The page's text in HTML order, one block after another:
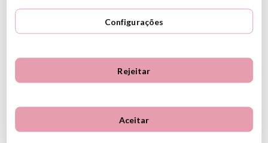
testada dermatologicamente e não testada em animais.
Tamanho da embalagem: 7 x 7 x 13,5 cm
100% dos ingredientes são de origem natural, 39% pertencem
a culturas orgânicas
Fácil de aplicar
Testado dermatologicamente
Embalagem reciclável com certificação Imprim'vert
Configurações
Rejeitar
Aceitar